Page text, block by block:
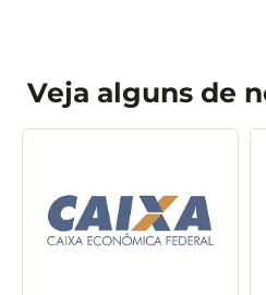
Veja alguns de